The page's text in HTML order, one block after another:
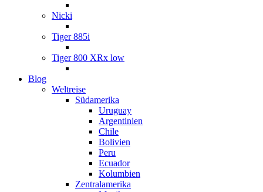
Nicki
Tiger 885i
Tiger 800 XRx low
Blog
Weltreise
Südamerika
Uruguay
Argentinien
Chile
Bolivien
Peru
Ecuador
Kolumbien
Zentralamerika